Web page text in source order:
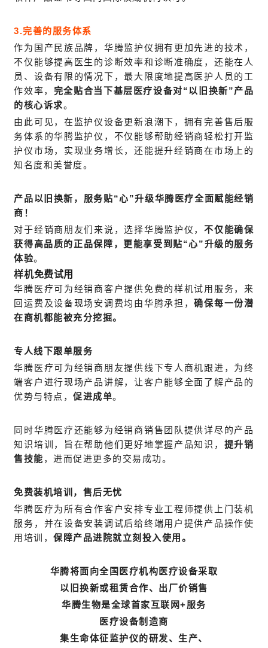
3.完善的服务体系
作为国产民族品牌，华腾监护仪拥有更加先进的技术，
不仅能够提高医生的诊断效率和诊断准确度，还能在人
员、设备有限的情况下，最大限度地提高医护人员的工
作效率， 完全贴合当下基层医疗设备对“以旧换新”产品
的核心诉求。
由此可见，在监护仪设备更新浪潮下，拥有完善售后服
务体系的华腾监护仪，不仅能够帮助经销商轻松打开监
护仪市场，实现业务增长，还能提升经销商在市场上的
知名度和美誉度。
产品以旧换新 ，服务贴“心”升级华腾医疗全面赋能经销
商！
对于经销商朋友们来说，选择华腾监护仪，不仅能确保
获得高品质的正品保障，更能享受到贴“心”升级的服务
体验。
样机免费试用
华腾医疗可为经销商客户提供免费的样机试用服务，来
回运费及设备现场安调费均由华腾承担，确保每一份潜
在商机都能被充分挖掘。
专人线下跟单服务
华腾医疗可为经销商朋友提供线下专人商机跟进，为终
端客户进行现场产品讲解，让客户能够全面了解产品的
优势与特点，促进成单。
同时华腾医疗还能够为经销商销售团队提供详尽的产品
知识培训，旨在帮助他们更好地掌握产品知识， 提升销
售技能 ，进而促进更多的交易成功。
免费装机培训，售后无忧
华腾医疗为所有合作客户安排专业工程师提供上门装机
服务，并在设备安装调试后给终端用户提供产品操作使
用培训，保障产品进院就立刻投入使用。
华腾将面向全国医疗机构医疗设备采取
以旧换新或租赁合作、 出厂价销售
华腾生物是全球首家互联网+服务
医疗设备制造商
集生命体征监护仪的研发、生产、